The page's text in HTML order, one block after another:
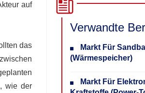
auf
das
wie der
Verwandte
Markt Für
(Wärmespeicher)
Markt Für